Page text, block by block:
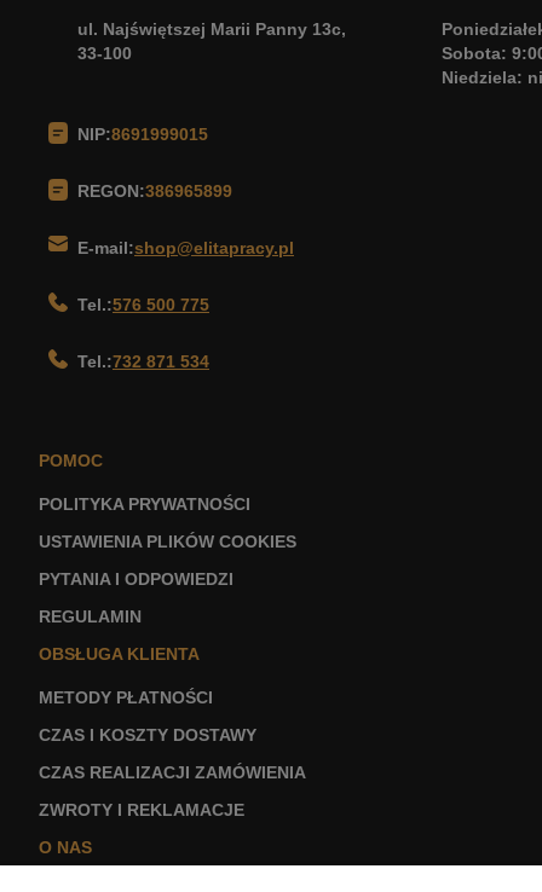
ul. Najświętszej Marii Panny 13c,
33-100
Sobota:
Niedziela:
NIP:8691999015
REGON:386965899
E-mail:shop@elitapracy.pl
Tel.:576 500 775
Tel.:732 871 534
POMOC
POLITYKA PRYWATNOŚCI
USTAWIENIA PLIKÓW COOKIES
PYTANIA I ODPOWIEDZI
REGULAMIN
OBSŁUGA KLIENTA
METODY PŁATNOŚCI
CZAS I KOSZTY DOSTAWY
CZAS REALIZACJI ZAMÓWIENIA
ZWROTY I REKLAMACJE
O NAS